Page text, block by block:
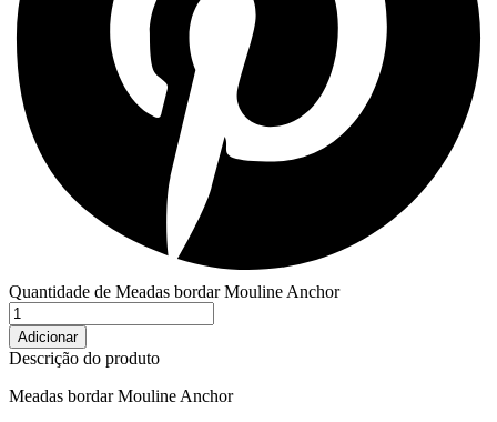
Quantidade de Meadas bordar Mouline Anchor
Adicionar
Descrição do produto
Meadas bordar Mouline Anchor